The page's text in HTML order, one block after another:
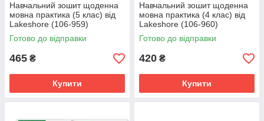
Навчальний зошит щоденна
мовна практика (5 клас) від
Lakeshore (106-959)
Готово до відправки
465 ₴
Купити
Навчальний зошит щоденна
мовна практика (4 клас) від
Lakeshore (106-960)
Готово до відправки
420 ₴
Купити